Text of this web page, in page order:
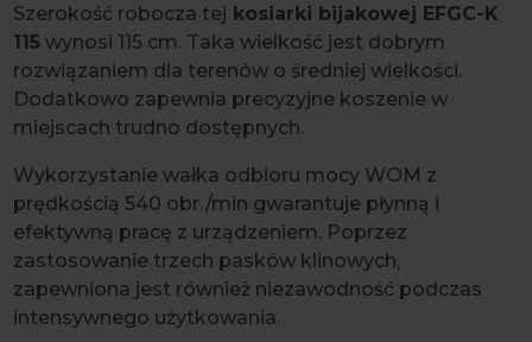
Szerokość robocza tej kosiarki bijakowej EFGC-K
115 wynosi 115 cm. Taka wielkość jest dobrym
rozwiązaniem dla terenów o średniej wielkości.
Dodatkowo zapewnia precyzyjne koszenie w
miejscach trudno dostępnych.
Wykorzystanie wałka odbioru mocy WOM z
prędkością 540 obr./min gwarantuje płynną i
efektywną pracę z urządzeniem. Poprzez
zastosowanie trzech pasków klinowych,
zapewniona jest również niezawodność podczas
intensywnego użytkowania.